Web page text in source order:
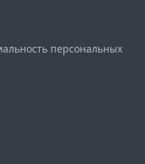
персональных